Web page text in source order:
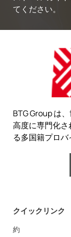
てください。
BTG Group は
高度に専門化
る多国籍プロバ
クイックリンク
約